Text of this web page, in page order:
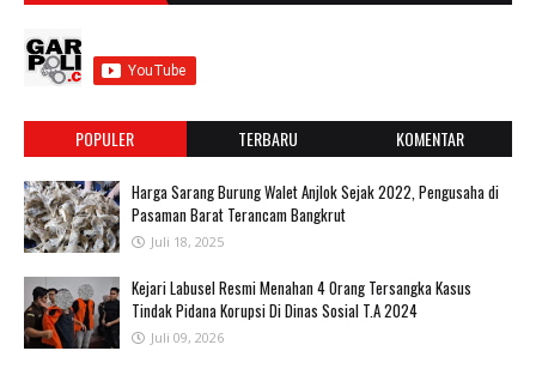
POPULER TERBARU KOMENTAR
Harga Sarang Burung Walet Anjlok Sejak 2022, Pengusaha di
Pasaman Barat Terancam Bangkrut
Juli 18, 2025
‎Kejari Labusel Resmi Menahan 4 Orang Tersangka Kasus
Tindak Pidana Korupsi Di Dinas Sosial T.A 2024
Juli 09, 2026